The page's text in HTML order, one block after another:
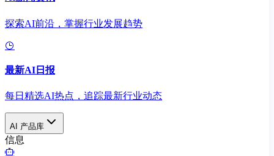
探索AI前沿，掌握行业发展趋势
最新AI日报
每日精选AI热点，追踪最新行业动态
AI 产品库
信息